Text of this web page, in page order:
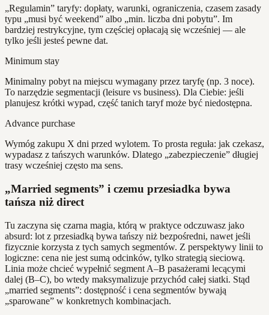
„Regulamin” taryfy: dopłaty, warunki, ograniczenia, czasem zasady
typu „musi być weekend” albo „min. liczba dni pobytu”. Im
bardziej restrykcyjne, tym częściej opłacają się wcześniej — ale
tylko jeśli jesteś pewne dat.
Minimum stay
Minimalny pobyt na miejscu wymagany przez taryfę (np. 3 noce).
To narzędzie segmentacji (leisure vs business). Dla Ciebie: jeśli
planujesz krótki wypad, część tanich taryf może być niedostępna.
Advance purchase
Wymóg zakupu X dni przed wylotem. To prosta reguła: jak czekasz,
wypadasz z tańszych warunków. Dlatego „zabezpieczenie” długiej
trasy wcześniej często ma sens.
„Married segments” i czemu przesiadka bywa
tańsza niż direct
Tu zaczyna się czarna magia, którą w praktyce odczuwasz jako
absurd: lot z przesiadką bywa tańszy niż bezpośredni, nawet jeśli
fizycznie korzysta z tych samych segmentów. Z perspektywy linii to
logiczne: cena nie jest sumą odcinków, tylko strategią sieciową.
Linia może chcieć wypełnić segment A–B pasażerami lecącymi
dalej (B–C), bo wtedy maksymalizuje przychód całej siatki. Stąd
„married segments”: dostępność i cena segmentów bywają
„sparowane” w konkretnych kombinacjach.